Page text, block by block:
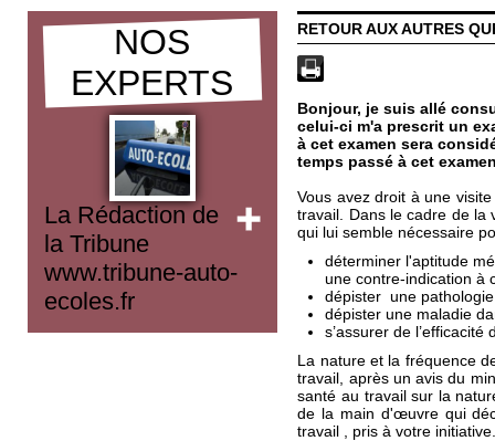
NOS
EXPERTS
La Rédaction de
la Tribune
www.tribune-auto-
ecoles.fr
RETOUR AUX AUTRES
Bonjour, je suis allé
celui-ci m'a prescrit un
à cet examen sera
temps passé à cet
Vous avez droit à une
travail. Dans le cadre de la
qui lui semble nécessaire
déterminer l'aptitude
une contre-indication à
dépister une
dépister une maladie
s’assurer de l’efficacité
La nature et la fréquence
travail, après un avis du
santé au travail sur la
de la main d'œuvre qui
travail , pris à votre